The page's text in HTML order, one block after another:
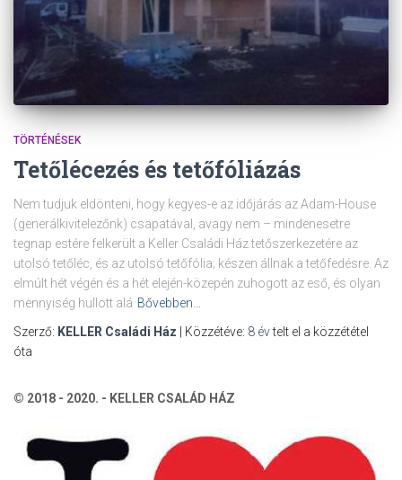
TÖRTÉNÉSEK
Tetőlécezés és tetőfóliázás
Nem tudjuk eldönteni, hogy kegyes-e az időjárás az Adam-House
(generálkivitelezőnk) csapatával, avagy nem – mindenesetre
tegnap estére felkerült a Keller Családi Ház tetőszerkezetére az
utolsó tetőléc, és az utolsó tetőfólia; készen állnak a tetőfedésre. Az
elmúlt hét végén és a hét elején-közepén zuhogott az eső, és olyan
mennyiség hullott alá Bővebben…
Szerző: KELLER Családi Ház | Közzétéve: 8 évtelt el a közzététel
óta
© 2018 - 2020. - KELLER CSALÁD HÁZ